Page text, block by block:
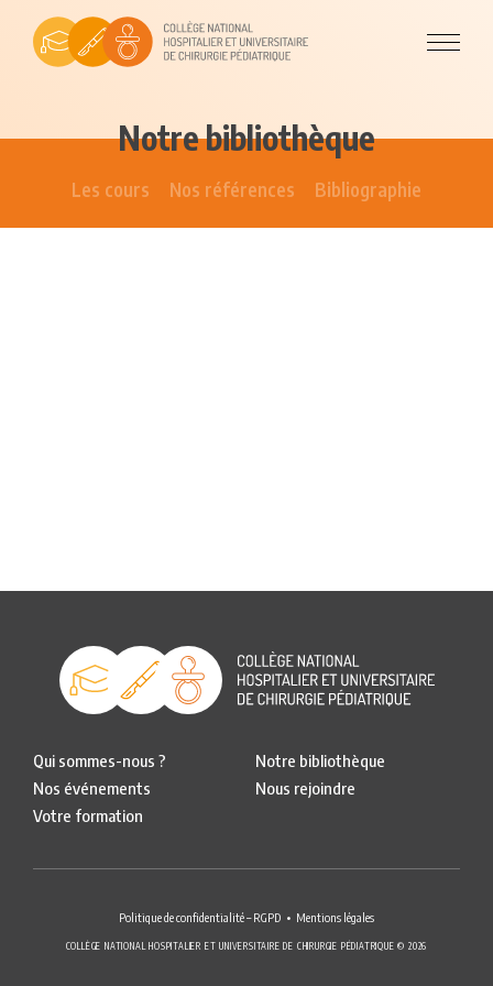
Notre bibliothèque
Les cours Nos références Bibliographie
Qui sommes-nous ?
Nos événements
Votre formation
Notre bibliothèque
Nous rejoindre
Politique de confidentialité – RGPD Mentions légales
COLLÈGE NATIONAL HOSPITALIER ET UNIVERSITAIRE DE CHIRURGIE PÉDIATRIQUE © 2026